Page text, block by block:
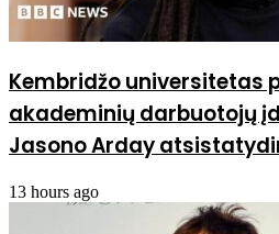
Kembridžo universitetas
akademinių darbuotojų
Jasono Arday
13 hours ago